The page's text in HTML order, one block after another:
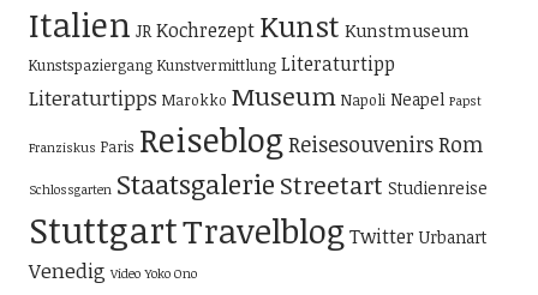
Italien JR Kochrezept Kunst Kunstmuseum
Kunstspaziergang Kunstvermittlung Literaturtipp
Literaturtipps Marokko Museum Napoli Neapel Papst
Franziskus Paris Reiseblog ReisesouvenirsRom
Schlossgarten Staatsgalerie Streetart Studienreise
StuttgartTravelblog Twitter Urbanart
Venedig Video Yoko Ono